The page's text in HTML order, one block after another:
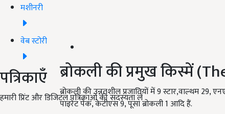
मशीनरी
वेब स्टोरी
पत्रिकाएँ
हमारी प्रिंट और डिजिटल पत्रिकाओं की सदस्यता लें
ब्रोकली की प्रमुख किस्में
ब्रोकली की उन्नतशील प्रजातियों में 9 स्टार,वाल्थम 29,
पाइरेट पेक, केटीएस 9, पूसा ब्रोकली 1 आदि हैं.